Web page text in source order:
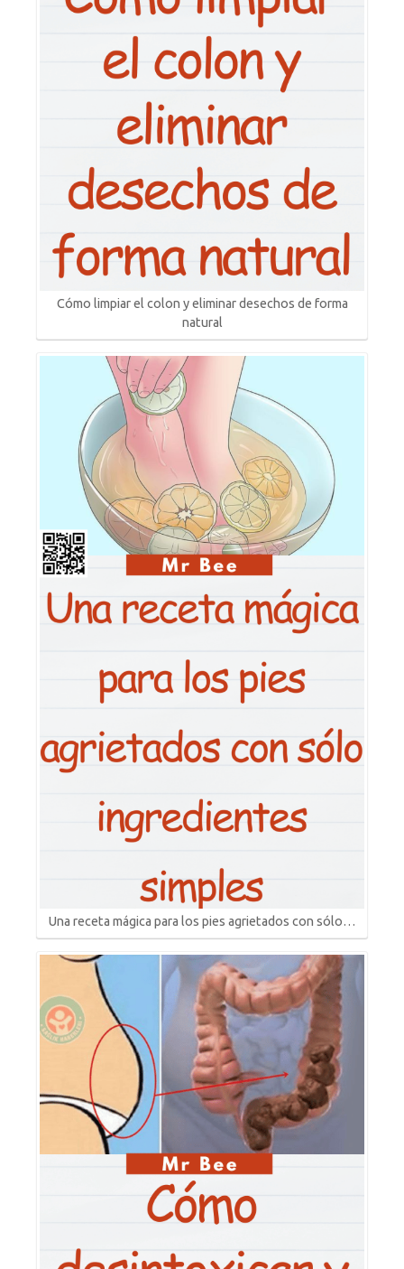
Cómo limpiar el colon y eliminar desechos de forma
natural
Una receta mágica para los pies agrietados con sólo…